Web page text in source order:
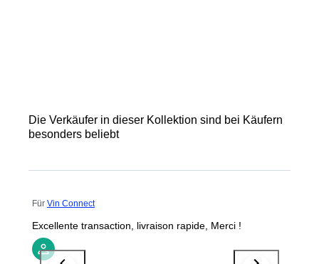
Die Verkäufer in dieser Kollektion sind bei Käufern
besonders beliebt
Für Vin Connect
Excellente transaction, livraison rapide, Merci !